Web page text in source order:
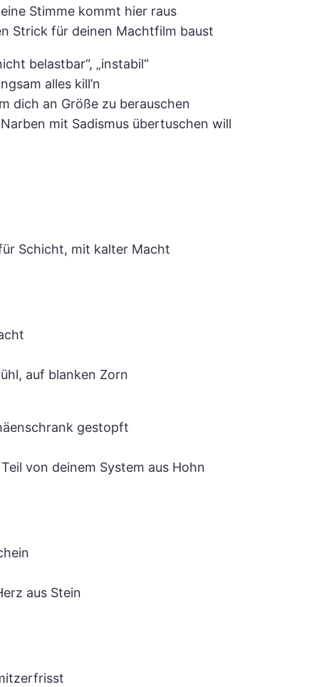
Stimme kommt hier raus
Strick für deinen Machtfilm baust
belastbar“, „instabil“
alles kill’n
dich an Größe zu berauschen
mit Sadismus übertuschen will
Schicht, mit kalter Macht
auf blanken Zorn
gestopft
von deinem System aus Hohn
aus Stein